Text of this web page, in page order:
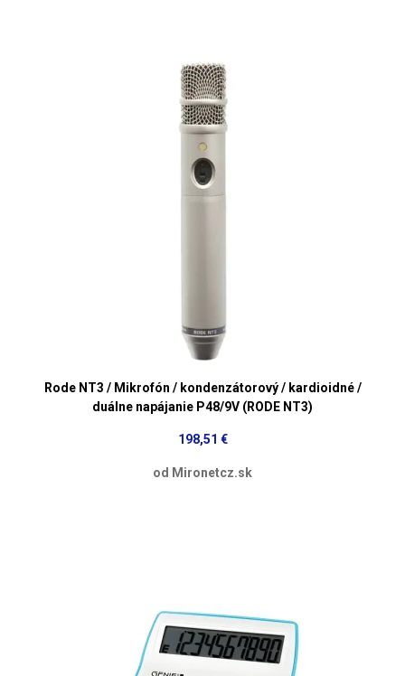
Rode NT3 / Mikrofón / kondenzátorový / kardioidné /
duálne napájanie P48/9V (RODE NT3)
198,51 €
od Mironetcz.sk